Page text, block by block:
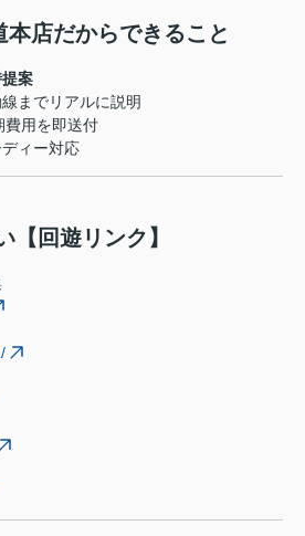
本店だからできること
案
までリアルに説明
費用を即送付
ィー対応
回遊リンク】